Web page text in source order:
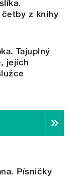
z knihy
Tajuplný
jejích
Písničky